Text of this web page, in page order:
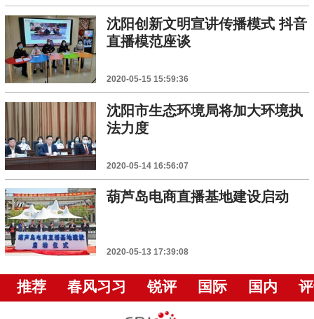
沈阳创新文明宣讲传播模式 抖音
直播模范座谈
2020-05-15 15:59:36
沈阳市生态环境局将加大环境执
法力度
2020-05-14 16:56:07
葫芦岛电商直播基地建设启动
2020-05-13 17:39:08
推荐 春风习习 锐评 国际 国内